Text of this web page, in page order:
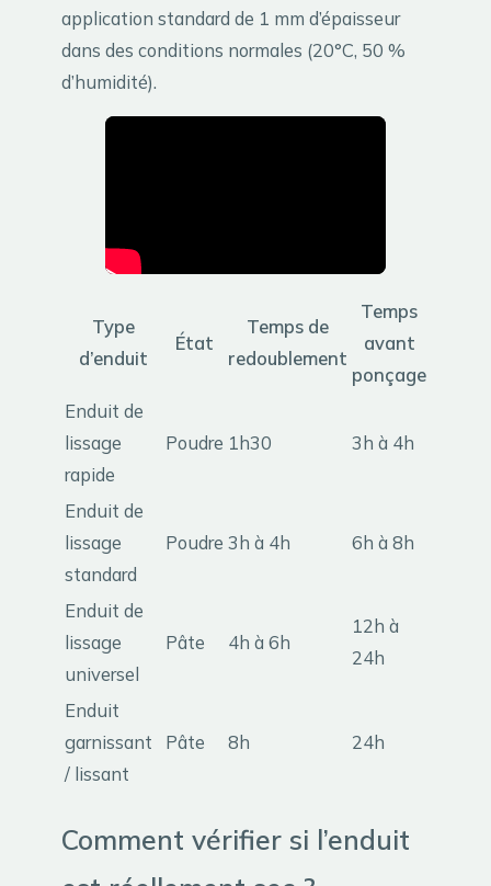
application standard de 1 mm d’épaisseur
dans des conditions normales (20°C, 50 %
d’humidité).
Type
d’enduit
État
Temps de
redoublement
Temps
avant
ponçage
Enduit de
lissage
rapide
Poudre 1h30 3h à 4h
Enduit de
lissage
standard
Poudre 3h à 4h 6h à 8h
Enduit de
lissage
universel
Pâte 4h à 6h
12h à
24h
Enduit
garnissant
/ lissant
Pâte 8h 24h
Comment vérifier si l’enduit